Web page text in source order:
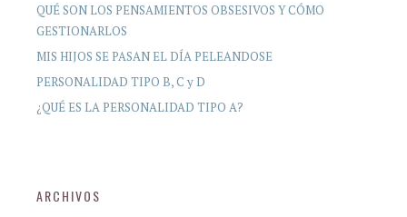
QUÉ SON LOS PENSAMIENTOS OBSESIVOS Y CÓMO
GESTIONARLOS
MIS HIJOS SE PASAN EL DÍA PELEANDOSE
PERSONALIDAD TIPO B, C y D
¿QUÉ ES LA PERSONALIDAD TIPO A?
ARCHIVOS